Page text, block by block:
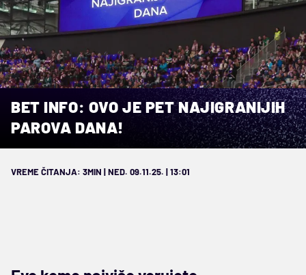
BET INFO: OVO JE PET NAJIGRANIJIH
PAROVA DANA!
VREME ČITANJA: 3MIN | NED. 09.11.25. | 13:01